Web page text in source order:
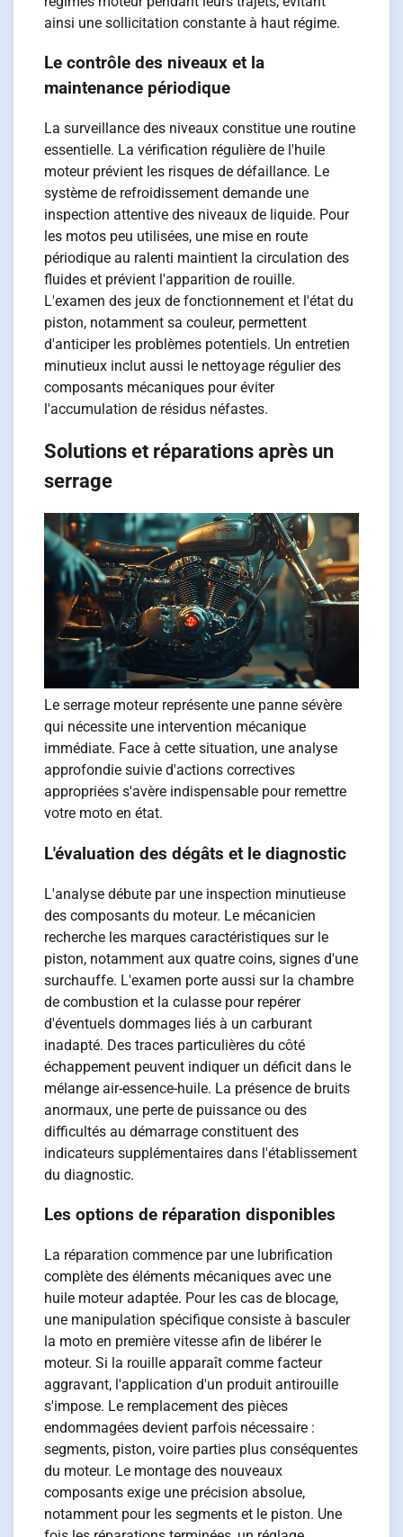
ainsi une sollicitation constante à haut régime.
Le contrôle des niveaux et la
maintenance périodique
La surveillance des niveaux constitue une routine
essentielle. La vérification régulière de l'huile
moteur prévient les risques de défaillance. Le
système de refroidissement demande une
inspection attentive des niveaux de liquide. Pour
les motos peu utilisées, une mise en route
périodique au ralenti maintient la circulation des
fluides et prévient l'apparition de rouille.
L'examen des jeux de fonctionnement et l'état du
piston, notamment sa couleur, permettent
d'anticiper les problèmes potentiels. Un entretien
minutieux inclut aussi le nettoyage régulier des
composants mécaniques pour éviter
l'accumulation de résidus néfastes.
Solutions et réparations après un
serrage
Le serrage moteur représente une panne sévère
qui nécessite une intervention mécanique
immédiate. Face à cette situation, une analyse
approfondie suivie d'actions correctives
appropriées s'avère indispensable pour remettre
votre moto en état.
L'évaluation des dégâts et le diagnostic
L'analyse débute par une inspection minutieuse
des composants du moteur. Le mécanicien
recherche les marques caractéristiques sur le
piston, notamment aux quatre coins, signes d'une
surchauffe. L'examen porte aussi sur la chambre
de combustion et la culasse pour repérer
d'éventuels dommages liés à un carburant
inadapté. Des traces particulières du côté
échappement peuvent indiquer un déficit dans le
mélange air-essence-huile. La présence de bruits
anormaux, une perte de puissance ou des
difficultés au démarrage constituent des
indicateurs supplémentaires dans l'établissement
du diagnostic.
Les options de réparation disponibles
La réparation commence par une lubrification
complète des éléments mécaniques avec une
huile moteur adaptée. Pour les cas de blocage,
une manipulation spécifique consiste à basculer
la moto en première vitesse afin de libérer le
moteur. Si la rouille apparaît comme facteur
aggravant, l'application d'un produit antirouille
s'impose. Le remplacement des pièces
endommagées devient parfois nécessaire :
segments, piston, voire parties plus conséquentes
du moteur. Le montage des nouveaux
composants exige une précision absolue,
notamment pour les segments et le piston. Une